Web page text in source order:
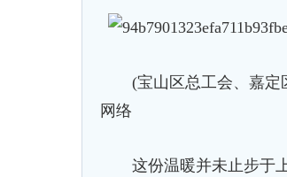
(宝山区总工会、嘉定区
网络
这份温暖并未止步于上